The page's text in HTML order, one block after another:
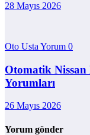
28 Mayıs 2026
Oto Usta Yorum 0
Otomatik Nissan
Yorumları
26 Mayıs 2026
Yorum gönder